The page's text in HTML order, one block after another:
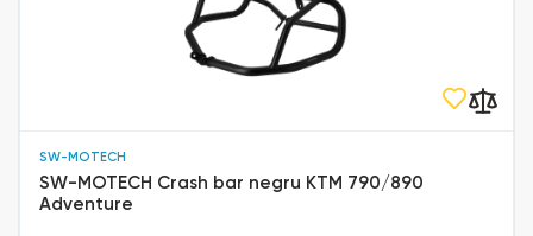
SW-MOTECH
SW-MOTECH Crash bar negru KTM 790/890
Adventure